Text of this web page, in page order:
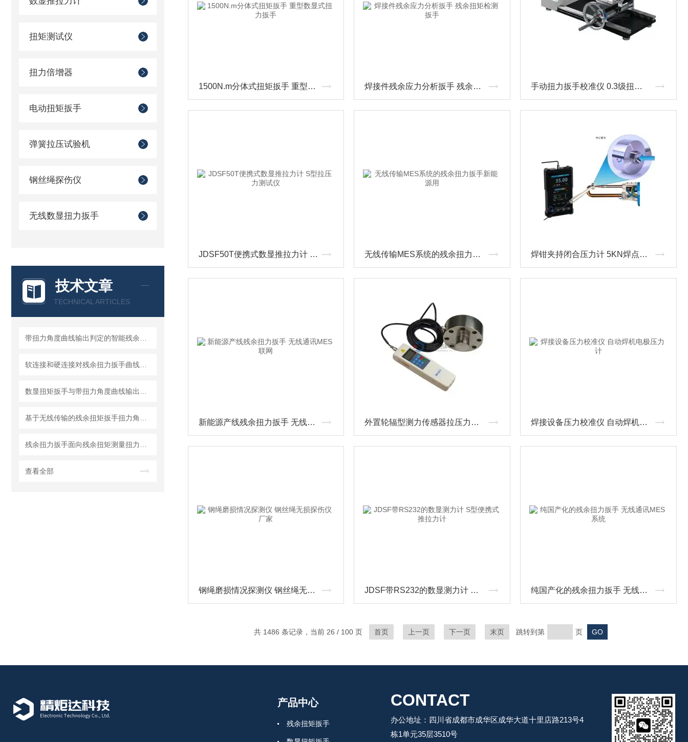
扭矩测试仪
扭力倍增器
电动扭矩扳手
弹簧拉压试验机
钢丝绳探伤仪
无线数显扭力扳手
技术文章
TECHNICAL ARTICLES
查看全部
1500N.m分体式扭矩扳手 重型数显式扭力扳手 焊接件残余应力分析扳手 残余扭矩检测扳手 手动扭力扳手校准仪 0.3级扭矩扳手检定仪
JDSF50T便携式数显推拉力计 S型拉压力测试仪 无线传输MES系统的残余扭力扳手新能源用 焊钳夹持闭合压力计 5KN焊点压力校准仪
新能源产线残余扭力扳手 无线通讯MES联网 外置轮辐型测力传感器拉压力计带RS232串口 焊接设备压力校准仪 自动焊机电极压力计
钢绳磨损情况探测仪 钢丝绳无损探伤仪厂家 JDSF带RS232的数显测力计 S型便携式推拉力计 纯国产化的残余扭力扳手 无线通讯MES系统
共 1486 条记录，当前 26 / 100 页 首页 上一页 下一页 末页 跳转到第 页
产品中心
残余扭矩扳手
CONTACT
办公地址：四川省成都市成华区成华大道十里店路213号4
栋1单元35层3510号